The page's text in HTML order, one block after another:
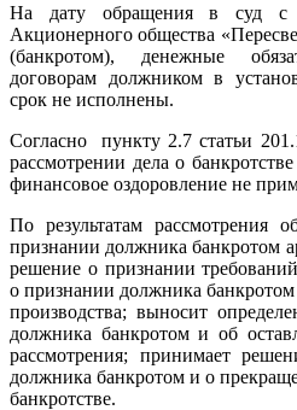
На дату обращения в суд с
Акционерного общества
(банкротом), денежные
договорам должником в
срок не исполнены.
Согласно пункту 2.7 статьи
рассмотрении дела о
финансовое оздоровление не
По результатам рассмотрения
признании должника банкротом
решение о признании
о признании должника
производства; выносит
должника банкротом и об
рассмотрения; принимает
должника банкротом и о
банкротстве.